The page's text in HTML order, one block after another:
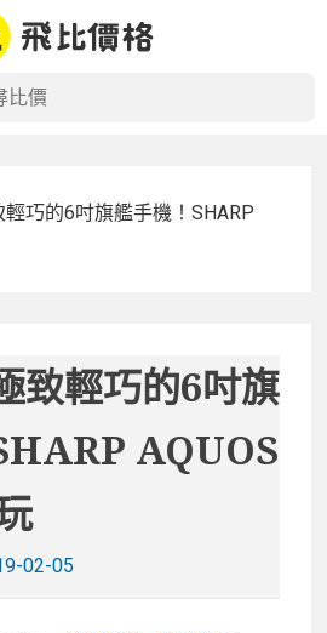
輕巧的6吋旗艦手機！SHARP
致輕巧的6吋旗
AQUOS
02-05